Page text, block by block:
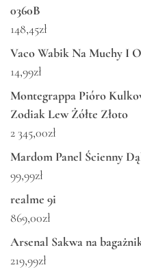
0360B
148,45zł
Vaco Wabik Na Muchy I
14,99zł
Montegrappa Pióro
Zodiak Lew Żółte Złoto
2 345,00zł
Mardom Panel Ścienny
99,99zł
realme 9i
869,00zł
Arsenal Sakwa na
219,99zł